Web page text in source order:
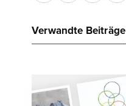
Verwandte Beiträge